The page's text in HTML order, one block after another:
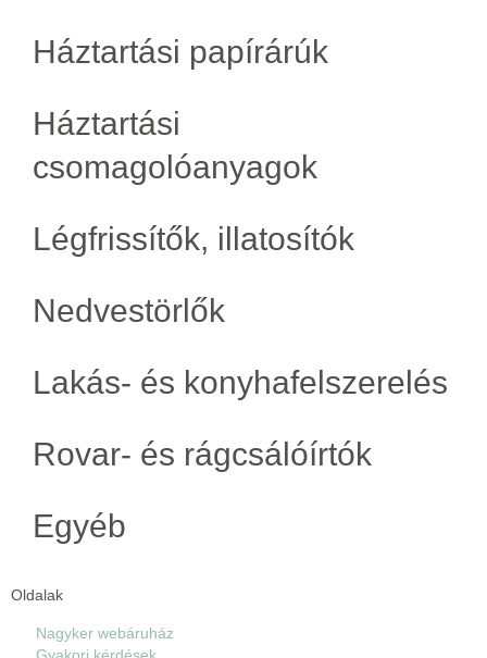
Háztartási papírárúk
Háztartási
csomagolóanyagok
Légfrissítők, illatosítók
Nedvestörlők
Lakás- és konyhafelszerelés
Rovar- és rágcsálóírtók
Egyéb
Oldalak
Nagyker webáruház
Gyakori kérdések